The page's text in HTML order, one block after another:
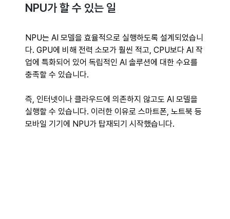
NPU가 할 수 있는 일
NPU는 AI 모델을 효율적으로 실행하도록 설계되었습니
다. GPU에 비해 전력 소모가 훨씬 적고, CPU보다 AI 작
업에 특화되어 있어 독립적인 AI 솔루션에 대한 수요를
충족할 수 있습니다.
즉, 인터넷이나 클라우드에 의존하지 않고도 AI 모델을
실행할 수 있습니다. 이러한 이유로 스마트폰, 노트북 등
모바일 기기에 NPU가 탑재되기 시작했습니다.